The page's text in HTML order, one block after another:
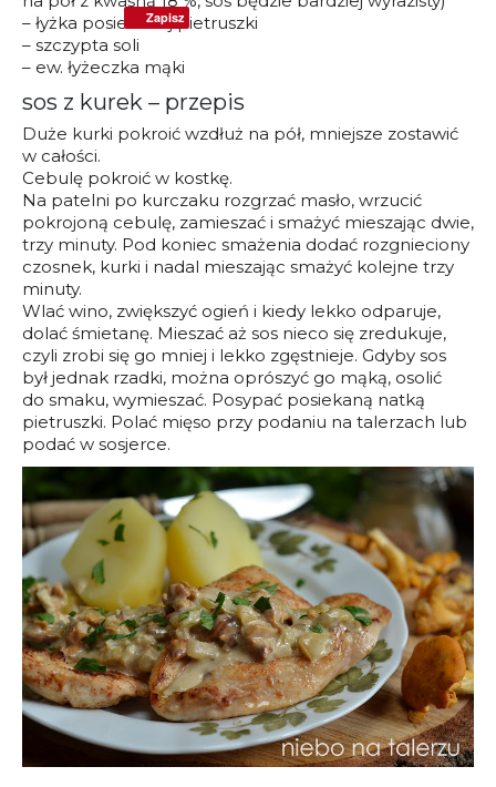
– łyżka posiekanej pietruszki
– szczypta soli
– ew. łyżeczka mąki
sos z kurek – przepis
Duże kurki pokroić wzdłuż na pół, mniejsze zostawić
w całości.
Cebulę pokroić w kostkę.
Na patelni po kurczaku rozgrzać masło, wrzucić
pokrojoną cebulę, zamieszać i smażyć mieszając dwie,
trzy minuty. Pod koniec smażenia dodać rozgnieciony
czosnek, kurki i nadal mieszając smażyć kolejne trzy
minuty.
Wlać wino, zwiększyć ogień i kiedy lekko odparuje,
dolać śmietanę. Mieszać aż sos nieco się zredukuje,
czyli zrobi się go mniej i lekko zgęstnieje. Gdyby sos
był jednak rzadki, można oprószyć go mąką, osolić
do smaku, wymieszać. Posypać posiekaną natką
pietruszki. Polać mięso przy podaniu na talerzach lub
podać w sosjerce.
Zapisz